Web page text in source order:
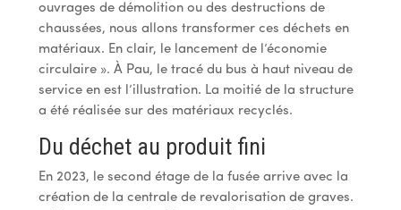
ouvrages de démolition ou des destructions de
chaussées, nous allons transformer ces déchets en
matériaux. En clair, le lancement de l’économie
circulaire ». À Pau, le tracé du bus à haut niveau de
service en est l’illustration. La moitié de la structure
a été réalisée sur des matériaux recyclés.
Du déchet au produit fini
En 2023, le second étage de la fusée arrive avec la
création de la centrale de revalorisation de graves.